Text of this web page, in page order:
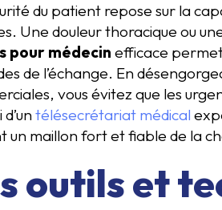
du patient repose sur la
Une douleur thoracique ou
pour médecin efficace
de l’échange. En
vous évitez que les
d’untélésecrétariat médical
un maillon fort et fiable de la
outils et